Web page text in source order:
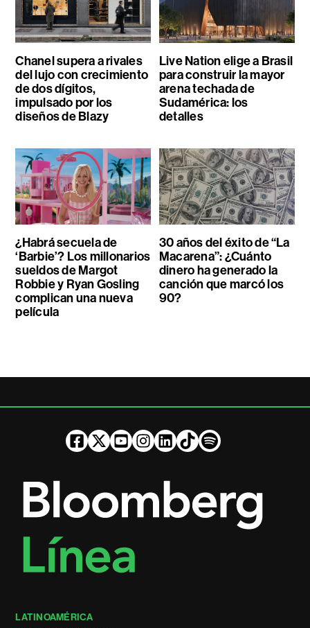
Chanel supera a rivales
del lujo con crecimiento
de dos dígitos,
impulsado por los
diseños de Blazy
Live Nation elige a Brasil
para construir la mayor
arena techada de
Sudamérica: los
detalles
¿Habrá secuela de
‘Barbie’? Los millonarios
sueldos de Margot
Robbie y Ryan Gosling
complican una nueva
película
30 años del éxito de “La
Macarena”: ¿Cuánto
dinero ha generado la
canción que marcó los
90?
LATINOAMÉRICA